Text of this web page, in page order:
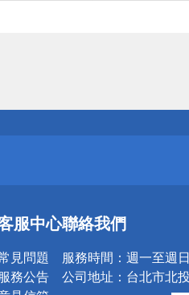
小心！
小心！
服中心
見問題
務公告
聯絡我們
服務時間： 週一至週
公司地址： 台北市北